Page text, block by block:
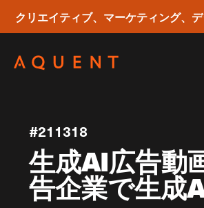
クリエイティブ、マーケティング、
#211318
生成AI広告
告企業で生成